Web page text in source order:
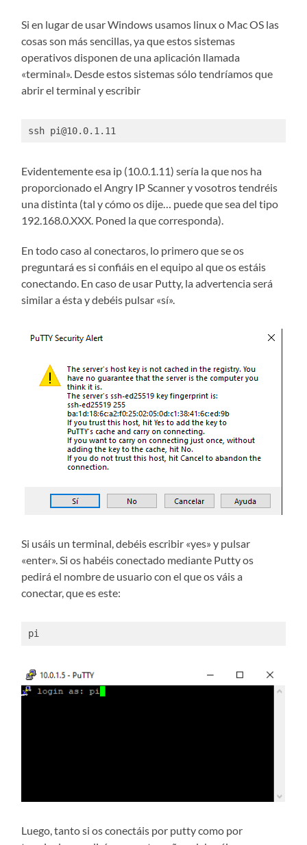
Si en lugar de usar Windows usamos linux o Mac OS las
cosas son más sencillas, ya que estos sistemas
operativos disponen de una aplicación llamada
«terminal». Desde estos sistemas sólo tendríamos que
abrir el terminal y escribir
ssh pi@10.0.1.11
Evidentemente esa ip (10.0.1.11) sería la que nos ha
proporcionado el Angry IP Scanner y vosotros tendréis
una distinta (tal y cómo os dije… puede que sea del tipo
192.168.0.XXX. Poned la que corresponda).
En todo caso al conectaros, lo primero que se os
preguntará es si confiáis en el equipo al que os estáis
conectando. En caso de usar Putty, la advertencia será
similar a ésta y debéis pulsar «sí».
Si usáis un terminal, debéis escribir «yes» y pulsar
«enter». Si os habéis conectado mediante Putty os
pedirá el nombre de usuario con el que os váis a
conectar, que es este:
pi
Luego, tanto si os conectáis por putty como por